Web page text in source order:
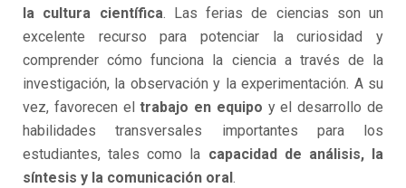
la cultura científica. Las ferias de ciencias son un
excelente recurso para potenciar la curiosidad y
comprender cómo funciona la ciencia a través de la
investigación, la observación y la experimentación. A su
vez, favorecen eltrabajo en equipo y el desarrollo de
habilidades transversales importantes para los
estudiantes, tales como la capacidad de análisis, la
síntesis y la comunicación oral .